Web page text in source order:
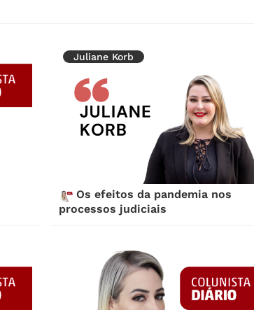
Juliane Korb
Os efeitos da pandemia nos
processos judiciais